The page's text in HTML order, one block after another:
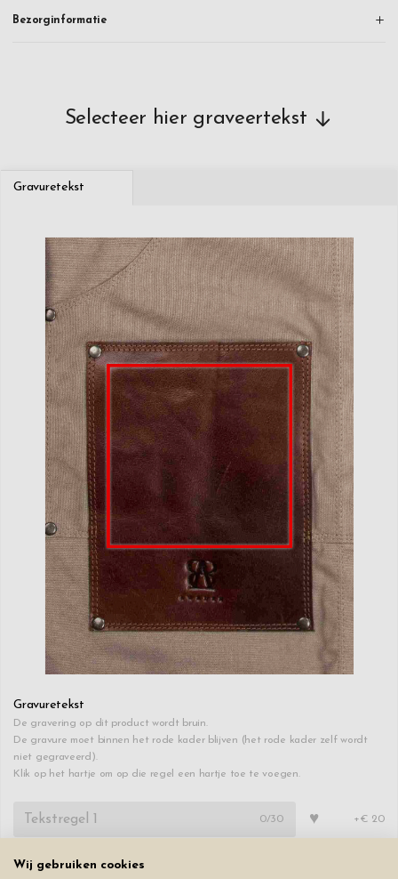
Bezorginformatie
Selecteer hier graveertekst
Gravuretekst
Gravuretekst
De gravering op dit product wordt bruin.
De gravure moet binnen het rode kader blijven (het rode kader zelf wordt
niet gegraveerd).
Klik op het hartje om op die regel een hartje toe te voegen.
0/30 ♥ +€ 20
Wij gebruiken cookies